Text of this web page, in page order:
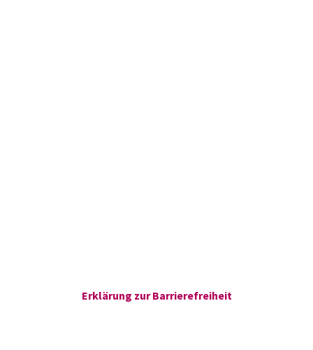
Erklärung zur Barrierefreiheit